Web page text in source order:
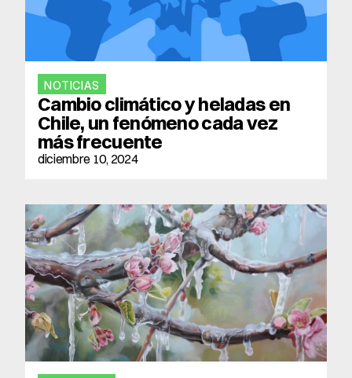
NOTICIAS
Cambio climático y heladas en
Chile, un fenómeno cada vez
más frecuente
diciembre 10, 2024